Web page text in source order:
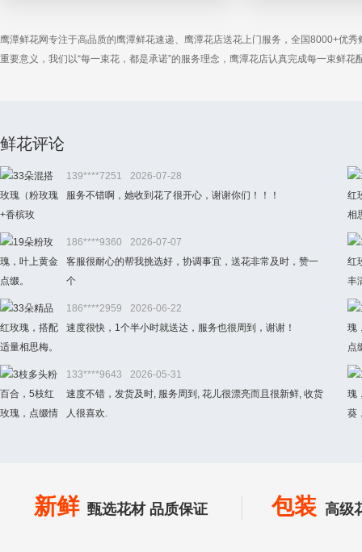
鹰潭鲜花网专注于高品质的鹰潭鲜花速递、鹰潭花店送花上门服务，全国8000+优
重要意义，我们以“每一束花，都是承诺”的服务理念，鹰潭花店认真完成每一束鲜
鲜花评论
139****7251
2026-07-28
服务不错啊，她收到花了很开心，谢谢你们！！！
186****9360
2026-07-07
客服很耐心的帮我挑选好，协调事宜，送花非常及时，赞一
个
186****2959
2026-06-22
速度很快，1个半小时就送达，服务也很周到，谢谢！
133****9643
2026-05-31
速度不错，发货及时, 服务周到, 花儿很漂亮而且很新鲜, 收货
人很喜欢.
新鲜 甄选花材 品质保证 包装 高级